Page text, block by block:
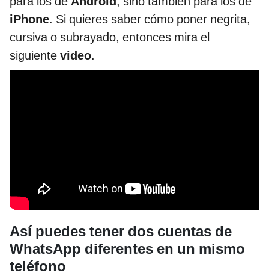
iPhone. Si quieres saber cómo poner negrita,
cursiva o subrayado, entonces mira el
siguiente video.
Así puedes tener dos cuentas de
WhatsApp diferentes en un mismo
teléfono